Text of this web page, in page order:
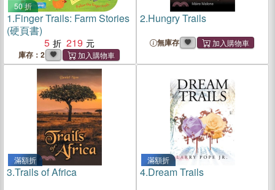
50 折
1.Finger Trails: Farm Stories
(硬頁書)
5
219
庫存：2
2.Hungry Trails
無庫存
滿額折
3.Trails of Africa
滿額折
4.Dream Trails